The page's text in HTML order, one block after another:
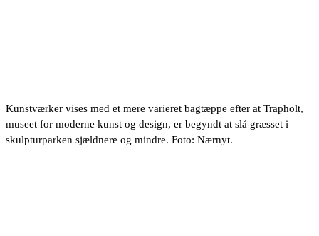
Kunstværker vises med et mere varieret bagtæppe efter at Trapholt,
museet for moderne kunst og design, er begyndt at slå græsset i
skulpturparken sjældnere og mindre. Foto: Nærnyt.